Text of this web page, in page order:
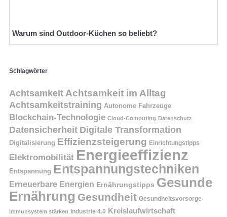
Warum sind Outdoor-Küchen so beliebt?
Schlagwörter
AchtsamkeitAchtsamkeit im Alltag
Achtsamkeitstraining Autonome Fahrzeuge
Blockchain-Technologie Cloud-Computing Datenschutz
Datensicherheit Digitale Transformation
Digitalisierung Effizienzsteigerung Einrichtungstipps
Elektromobilität Energieeffizienz
Entspannung Entspannungstechniken
Erneuerbare Energien Ernährungstipps Gesunde
Ernährung Gesundheit Gesundheitsvorsorge
Immunsystem stärken Industrie 4.0 Kreislaufwirtschaft